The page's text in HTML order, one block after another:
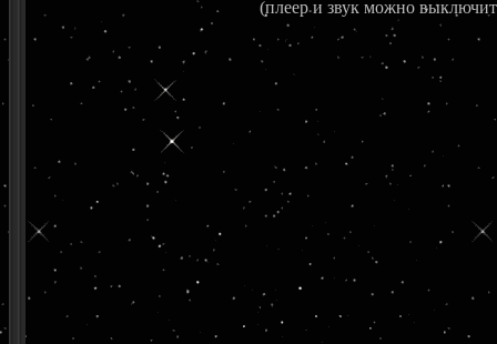
(плеер и звук можно